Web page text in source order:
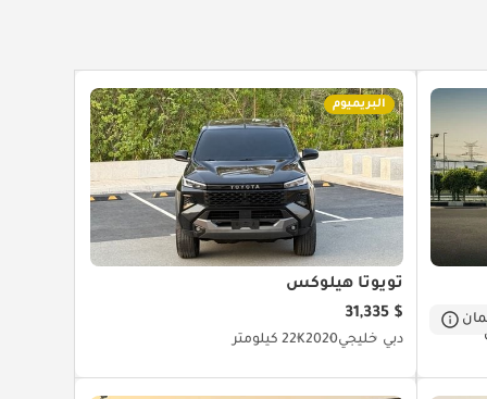
البريميوم
تويوتا هيلوكس
$ 31,335
دبي خليجي202022K كيلومتر